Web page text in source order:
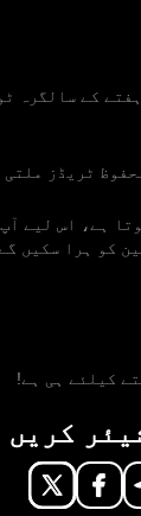
پورے ہفتے کے
ٹریڈز ملتی
ہے، اس لیے
کو ہرا سکیں
کیلئے ہی ہے!
کریں